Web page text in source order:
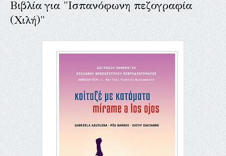
Βιβλία για "Ισπανόφωνη πεζογραφία
(Χιλή)"